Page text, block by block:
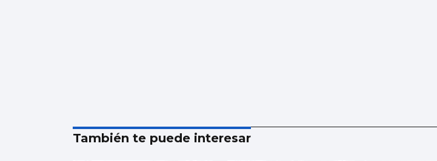
También te puede interesar